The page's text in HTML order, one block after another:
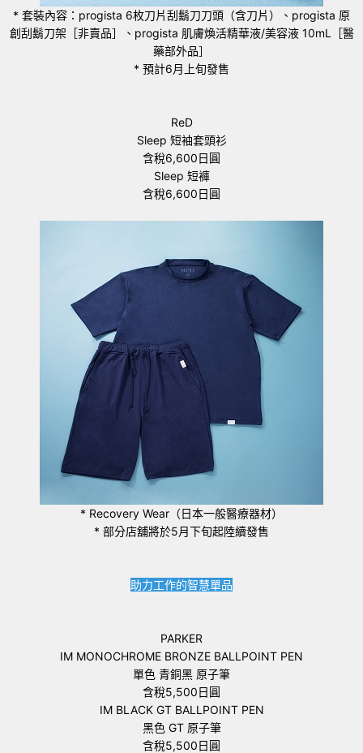
* 套裝內容：progista 6枚刀片刮鬍刀刀頭（含刀片）、progista 原
創刮鬍刀架［非賣品］、progista 肌膚煥活精華液/美容液 10mL［醫
藥部外品］
* 預計6月上旬發售
ReD
Sleep 短袖套頭衫
含稅6,600日圓
Sleep 短褲
含稅6,600日圓
* Recovery Wear（日本一般醫療器材）
* 部分店舖將於5月下旬起陸續發售
助力工作的智慧單品
PARKER
IM MONOCHROME BRONZE BALLPOINT PEN
單色 青銅黑 原子筆
含稅5,500日圓
IM BLACK GT BALLPOINT PEN
黑色 GT 原子筆
含稅5,500日圓